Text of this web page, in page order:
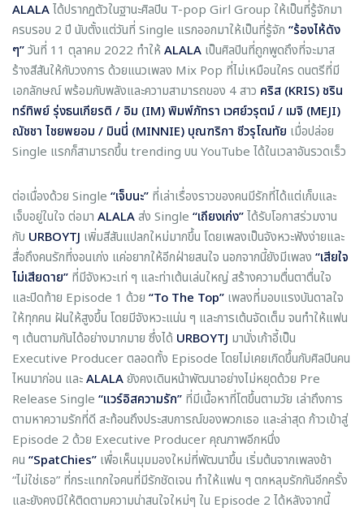
ALALAได้ปรากฏตัวในฐานะศิลปิน T-pop Girl Group ให้เป็นที่รู้จักมา
ครบรอบ 2 ปี นับตั้งแต่วันที่ Single แรกออกมาให้เป็นที่รู้จัก “ร้องไห้ดัง
ๆ”วันที่ 11 ตุลาคม 2022 ทำให้ ALALA เป็นศิลปินที่ถูกพูดถึงที่จะมาส
ร้างสีสันให้กับวงการ ด้วยแนวเพลง Mix Pop ที่ไม่เหมือนใคร ดนตรีที่มี
เอกลักษณ์ พร้อมกับพลังและความสามารถของ 4 สาว คริส (KRIS) ชริน
ทร์ทิพย์ รุ่งธนเกียรติ / อิม (IM) พิมพ์ภัทรา เวศย์วรุตม์ / เมจิ (MEJI)
ณัชชา ไชยพยอม / มินนี่ (MINNIE) บุณฑริกา ชีวรุโณทัย เมื่อปล่อย
Single แรกก็สามารถขึ้น trending บน YouTube ได้ในเวลาอันรวดเร็ว
ต่อเนื่องด้วย Single “เจ็บนะ” ที่เล่าเรื่องราวของคนมีรักที่ได้แต่เก็บและ
เจ็บอยู่ในใจ ต่อมา ALALAส่ง Single “เถียงเก่ง”ได้รับโอกาสร่วมงาน
กับ URBOYTJ เพิ่มสีสันแปลกใหม่มากขึ้น โดยเพลงเป็นจังหวะฟังง่ายและ
สื่อถึงคนรักที่งอนเก่ง แค่อยากให้อีกฝ่ายสนใจ นอกจากนี้ยังมีเพลง “เสียใจ
ไม่เสียดาย” ที่มีจังหวะเท่ ๆ และท่าเต้นเล่นใหญ่ สร้างความตื่นตาตื่นใจ
และปิดท้าย Episode 1 ด้วย “To The Top” เพลงที่มอบแรงบันดาลใจ
ให้ทุกคน ฝันให้สูงขึ้น โดยมีจังหวะแน่น ๆ และการเต้นจัดเต็ม จนทำให้แฟน
ๆ เต้นตามกันได้อย่างมากมาย ซึ่งได้ URBOYTJ มานั่งเก้าอี้เป็น
Executive Producer ตลอดทั้ง Episode โดยไม่เคยเกิดขึ้นกับศิลปินคน
ไหนมาก่อน และALALAยังคงเดินหน้าพัฒนาอย่างไม่หยุดด้วย Pre
Release Single “แวร์อิสความรัก” ที่มีเนื้อหาที่โตขึ้นตามวัย เล่าถึงการ
ตามหาความรักที่ดี สะท้อนถึงประสบการณ์ของพวกเธอ และล่าสุด ก้าวเข้าสู่
Episode 2 ด้วย Executive Producer คุณภาพอีกหนึ่ง
คน “SpatChies” เพื่อเห็นมุมมองใหม่ที่พัฒนาขึ้น เริ่มต้นจากเพลงช้า
“ไม่ใช่เธอ” ที่กระแทกใจคนที่มีรักชัดเจน ทำให้แฟน ๆ ตกหลุมรักกันอีกครั้ง
และยังคงมีให้ติดตามความน่าสนใจใหม่ๆ ใน Episode 2 ได้หลังจากนี้